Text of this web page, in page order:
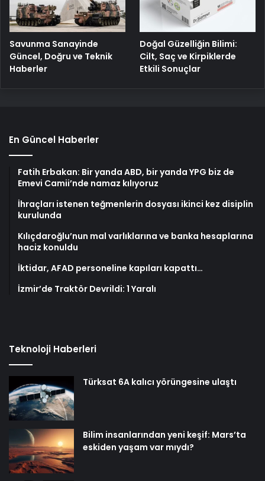
Savunma Sanayinde
Güncel, Doğru ve Teknik
Haberler
Doğal Güzelliğin Bilimi:
Cilt, Saç ve Kirpiklerde
Etkili Sonuçlar
En Güncel Haberler
Fatih Erbakan: Bir yanda ABD, bir yanda YPG biz de
Emevi Camii’nde namaz kılıyoruz
İhraçları istenen teğmenlerin dosyası ikinci kez disiplin
kurulunda
Kılıçdaroğlu’nun mal varlıklarına ve banka hesaplarına
haciz konuldu
İktidar, AFAD personeline kapıları kapattı…
İzmir’de Traktör Devrildi: 1 Yaralı
Teknoloji Haberleri
Türksat 6A kalıcı yörüngesine ulaştı
Bilim insanlarından yeni keşif: Mars’ta
eskiden yaşam var mıydı?